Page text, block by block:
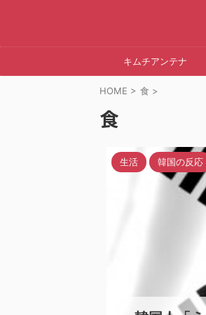
キムチアンテナ
HOME > 食 >
食
生活 韓国の反応